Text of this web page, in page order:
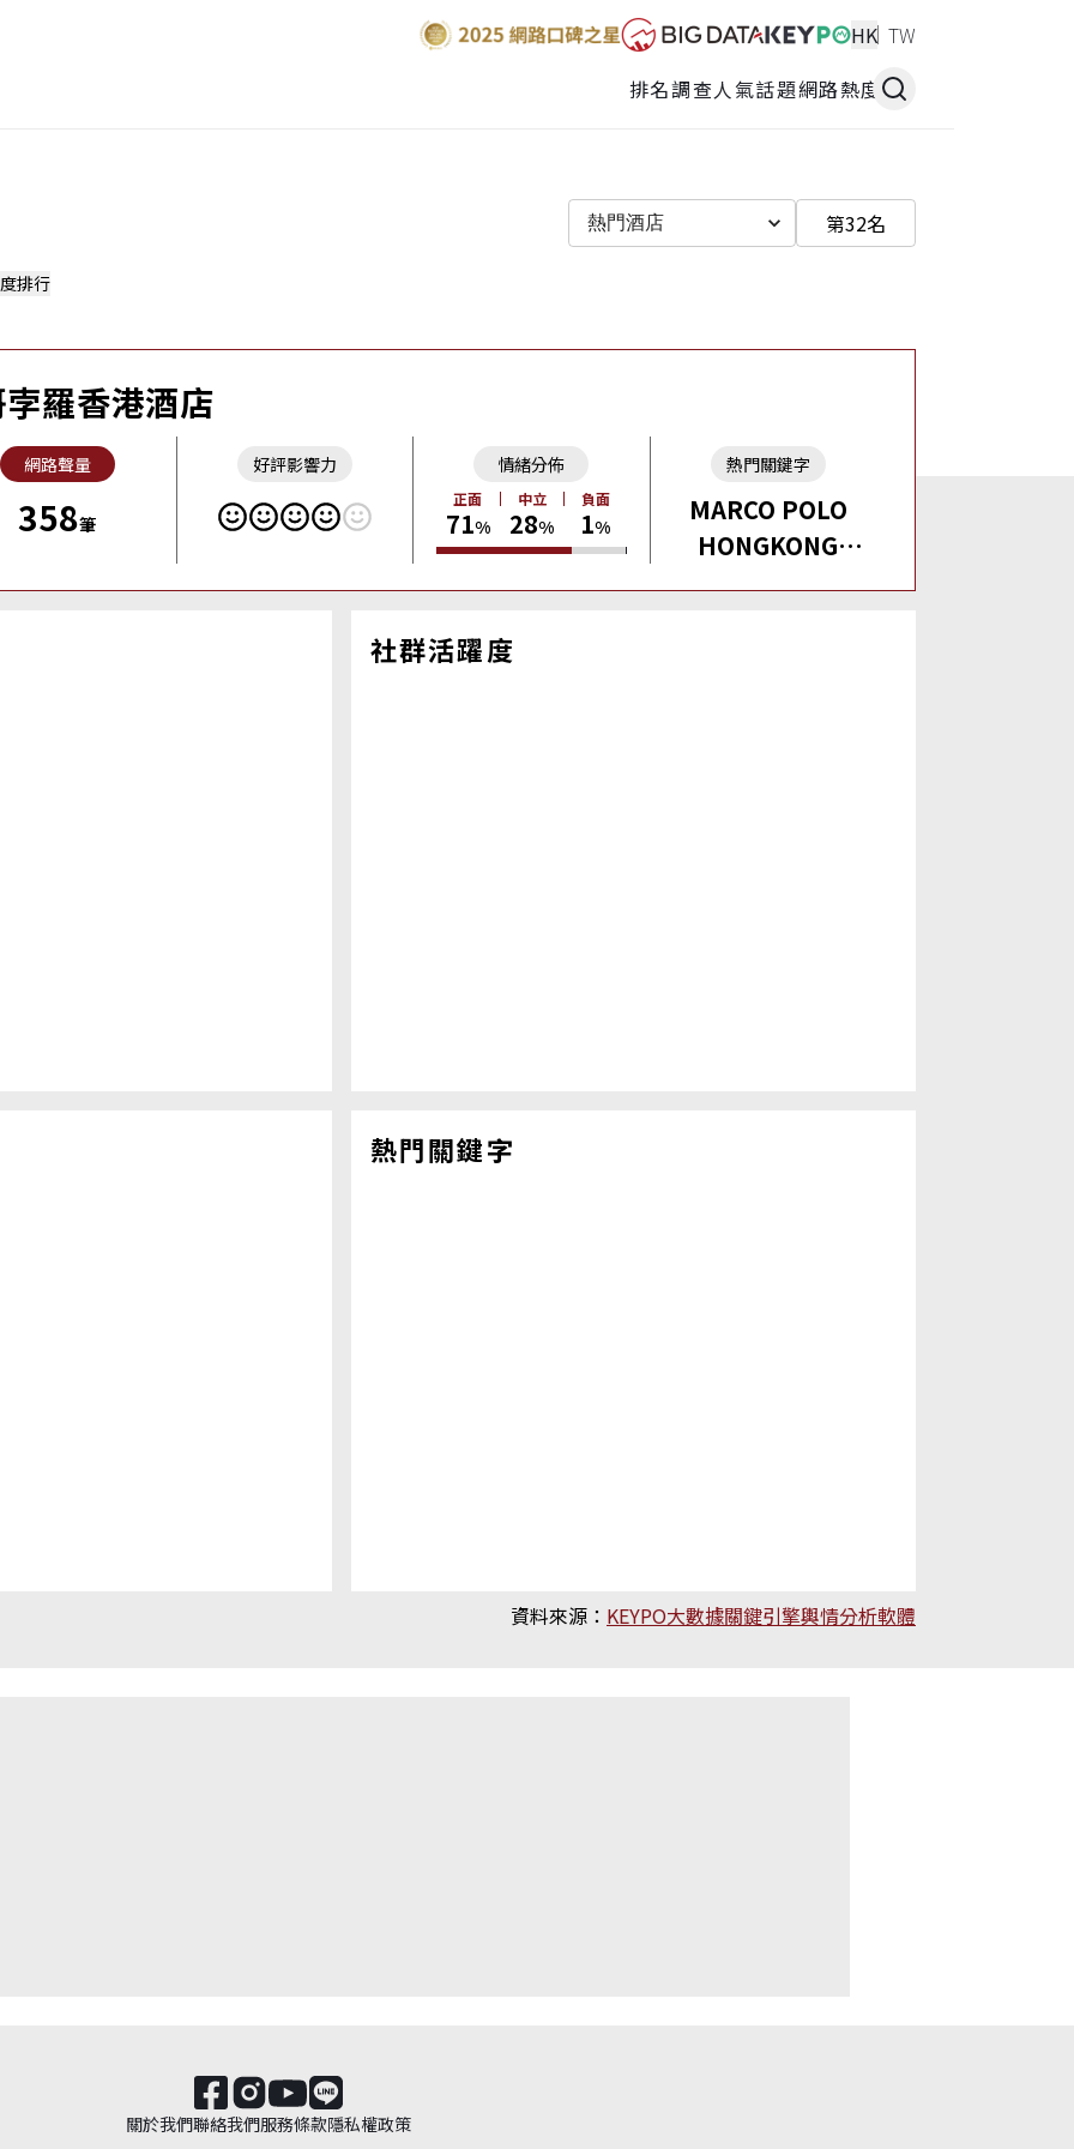
HK TW
排名調查人氣話題網路熱度
熱門酒店 第32名
排行
羅香港酒店
網路聲量
358筆
好評影響力 情緒分佈
正面
71%
中立
28%
負面
1%
熱門關鍵字
MARCO POLO
HONGKONG
HOTEL
社群活躍度
熱門關鍵字
資料來源： KEYPO大數據關鍵引擎輿情分析軟體
關於我們聯絡我們服務條款隱私權政策